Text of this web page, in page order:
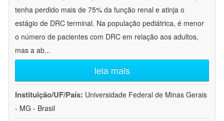
tenha perdido mais de 75% da função renal e atinja o
estágio de DRC terminal. Na população pediátrica, é menor
o número de pacientes com DRC em relação aos adultos,
mas a ab...
leia mais
Instituição/UF/País: Universidade Federal de Minas Gerais
- MG - Brasil